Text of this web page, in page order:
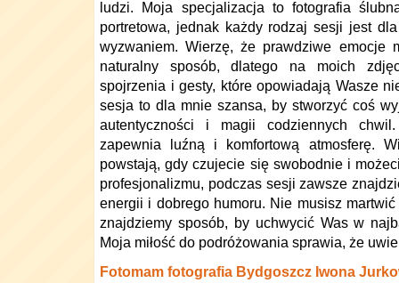
ludzi. Moja specjalizacja to fotografia
portretowa, jednak każdy rodzaj sesji jest
wyzwaniem. Wierzę, że prawdziwe emocje
naturalny sposób, dlatego na moich
spojrzenia i gesty, które opowiadają Wasze
sesja to dla mnie szansa, by stworzyć coś
autentyczności i magii codziennych
zapewnia luźną i komfortową atmosferę.
powstają, gdy czujecie się swobodnie i
profesjonalizmu, podczas sesji zawsze
energii i dobrego humoru. Nie musisz
znajdziemy sposób, by uchwycić Was w
Moja miłość do podróżowania sprawia, że uwie
Fotomam fotografia Bydgoszcz Iwona